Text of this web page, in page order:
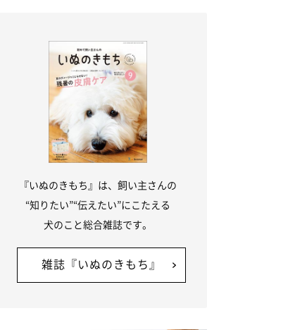
『いぬのきもち』は、飼い主さんの
“知りたい”“伝えたい”にこたえる
犬のこと総合雑誌です。
雑誌『いぬのきもち』